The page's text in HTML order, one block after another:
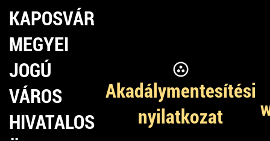
KAPOSVÁR
MEGYEI
JOGÚ
VÁROS
HIVATALOS
Akadálymentesítési
nyilatkozat